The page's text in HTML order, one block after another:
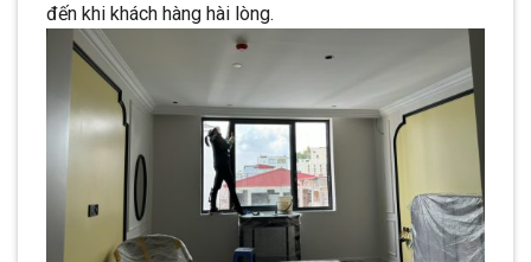
đến khi khách hàng hài lòng.